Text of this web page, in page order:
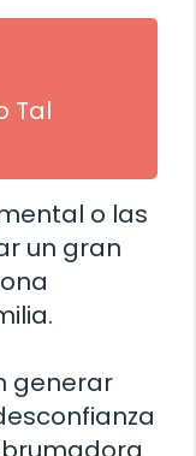
Tal
o las
un gran
generar